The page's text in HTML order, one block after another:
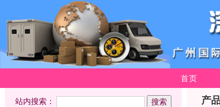
首页
站内搜索： 产